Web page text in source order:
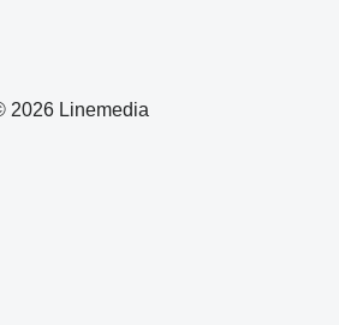
2026 Linemedia